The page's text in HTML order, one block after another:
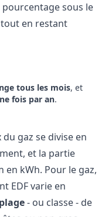
sous le
tout en restant
tous les mois, et
fois par an.
gaz se divise en
et la partie
en kWh. Pour le gaz,
EDF varie en
plage- ou classe - de